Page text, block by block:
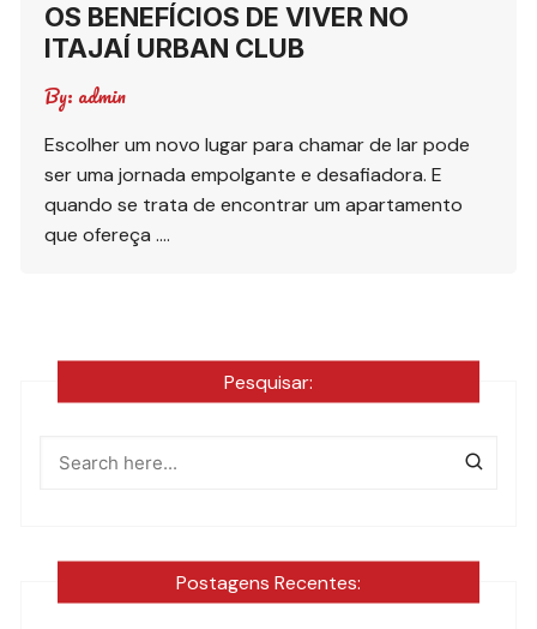
OS BENEFÍCIOS DE VIVER NO
ITAJAÍ URBAN CLUB
By: admin
Escolher um novo lugar para chamar de lar pode
ser uma jornada empolgante e desafiadora. E
quando se trata de encontrar um apartamento
que ofereça ….
Pesquisar:
Postagens Recentes: